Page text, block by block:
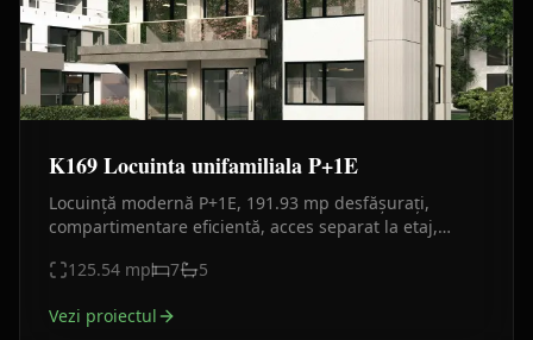
K169 Locuinta unifamiliala P+1E
Locuință modernă P+1E, 191.93 mp desfășurați,
compartimentare eficientă, acces separat la etaj,
125.54 mp 7 5
Vezi proiectul